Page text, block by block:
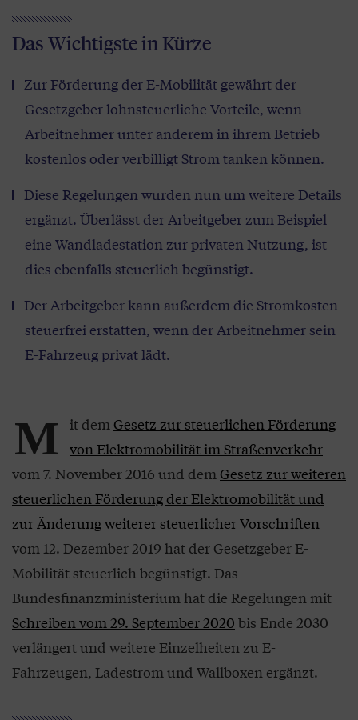
Das Wichtigste in Kürze
Zur Förderung der E-Mobilität gewährt der
Gesetzgeber lohnsteuerliche Vorteile, wenn
Arbeitnehmer unter anderem in ihrem Betrieb
kostenlos oder verbilligt Strom tanken können.
Diese Regelungen wurden nun um weitere Details
ergänzt. Überlässt der Arbeitgeber zum Beispiel
eine Wandladestation zur privaten Nutzung, ist
dies ebenfalls steuerlich begünstigt.
Der Arbeitgeber kann außerdem die Stromkosten
steuerfrei erstatten, wenn der Arbeitnehmer sein
E-Fahrzeug privat lädt.
M it dem Gesetz zur steuerlichen Förderung
von Elektromobilität im Straßenverkehr
vom 7. November 2016 und dem Gesetz zur weiteren
steuerlichen Förderung der Elektromobilität und
zur Änderung weiterer steuerlicher Vorschriften
vom 12. Dezember 2019 hat der Gesetzgeber E-
Mobilität steuerlich begünstigt. Das
Bundesfinanzministerium hat die Regelungen mit
Schreiben vom 29. September 2020 bis Ende 2030
verlängert und weitere Einzelheiten zu E-
Fahrzeugen, Ladestrom und Wallboxen ergänzt.